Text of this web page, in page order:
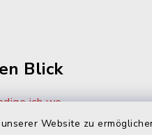
Website zu
Blick
ich wo